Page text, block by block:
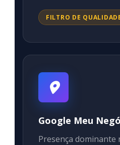
FILTRO DE
Google Meu
Presença dominante